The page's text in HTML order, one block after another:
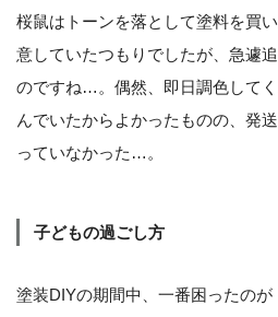
桜鼠はトーンを落として塗料を買
意していたつもりでしたが、急遽
のですね…。偶然、即日調色して
んでいたからよかったものの、発
っていなかった…。
子どもの過ごし方
塗装DIYの期間中、一番困ったのが